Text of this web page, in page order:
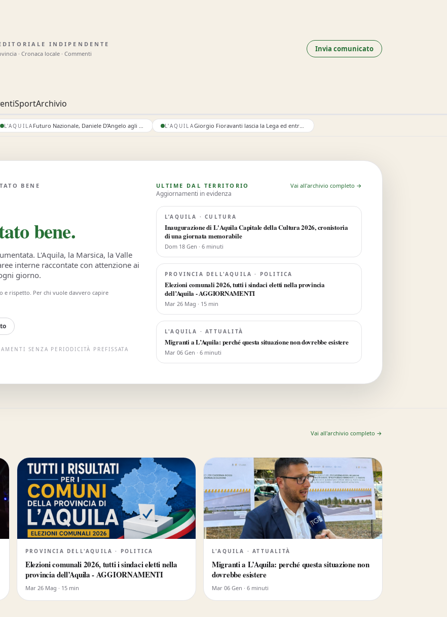
INDIPENDENTE
· Cronaca locale · Commenti
Invia comunicato
SportArchivio
L'AQUILA Futuro Nazionale, Daniele D’Angelo agli appuntamenti con Roberto Vannacci in Abruzzo L'AQUILA Giorgio Fioravanti lascia la Lega ed entra in Fratelli d’Italia
BENE
bene.
L'Aquila, la Marsica, la Valle
interne raccontate con attenzione ai
giorno.
e rispetto. Per chi vuole davvero capire
SENZA PERIODICITÀ PREFISSATA
ULTIME DAL TERRITORIO
Aggiornamenti in evidenza
Vai all'archivio completo →
L’AQUILA · CULTURA
Inaugurazione di L'Aquila Capitale della Cultura 2026, cronistoria
di una giornata memorabile
Dom 18 Gen · 6 minuti
PROVINCIA DELL'AQUILA · POLITICA
Elezioni comunali 2026, tutti i sindaci eletti nella provincia
dell’Aquila - AGGIORNAMENTI
Mar 26 Mag · 15 min
L'AQUILA · ATTUALITÀ
Migranti a L’Aquila: perché questa situazione non dovrebbe esistere
Mar 06 Gen · 6 minuti
Vai all'archivio completo →
PROVINCIA DELL'AQUILA · POLITICA
Elezioni comunali 2026, tutti i sindaci eletti nella
provincia dell’Aquila - AGGIORNAMENTI
Mar 26 Mag · 15 min
L'AQUILA · ATTUALITÀ
Migranti a L’Aquila: perché questa situazione non
dovrebbe esistere
Mar 06 Gen · 6 minuti